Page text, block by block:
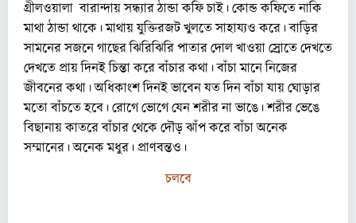
গ্রীলওয়ালা বারান্দায় সন্ধ্যার ঠান্ডা কফি চাই। কোন্ড কফিতে নাকি
মাথা ঠান্ডা থাকে। মাথায় যুক্তিরজট খুলতে সাহায্যও করে। বাড়ির
সামনের সজনে গাছের ঝিরিঝিরি পাতার দোল খাওয়া স্রোতে দেখতে
দেখতে প্রায় দিনই চিন্তা করে বাঁচার কথা। বাঁচা মানে নিজের
জীবনের কথা। অধিকাংশ দিনই ভাবেন যত দিন বাঁচা যায় ঘোড়ার
মতো বাঁচতে হবে। রোগে ভোগে যেন শরীর না ভাঙে। শরীর ভেঙে
বিছানায় কাতরে বাঁচার থেকে দৌড় ঝাঁপ করে বাঁচা অনেক
সম্মানের। অনেক মধুর। প্রাণবন্তও।
চলবে